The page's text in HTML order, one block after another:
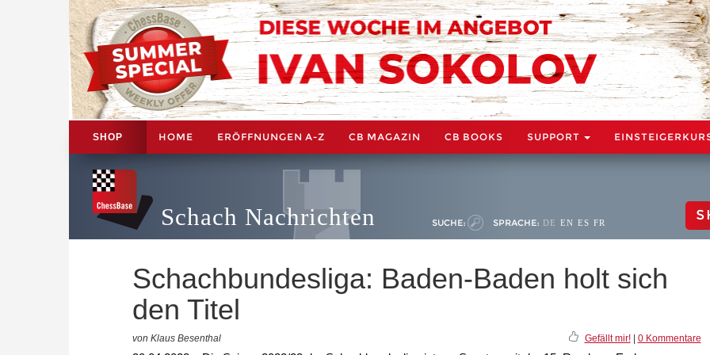
SHOP HOME ERÖFFNUNGEN A-Z CB MAGAZIN CB BOOKS SUPPORT
Schach Nachrichten SUCHE: SPRACHE: DE EN ES FR
Schachbundesliga: Baden-Baden holt sich
den Titel
von Klaus Besenthal Gefällt mir!| 0 Kommentare